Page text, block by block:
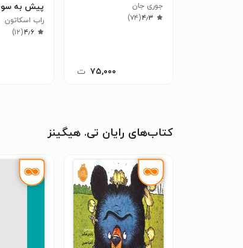
جوری جان
۴٫۳(۷۴)
۷۵,۰۰۰ ت
پیش به
راب اسکاتون
۴٫۶(۱۲)
کتاب‌های رایان تی. هیگینز